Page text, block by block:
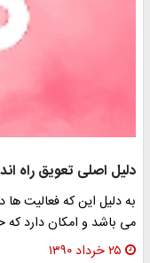
دلیل اصلی تعویق راه
به دلیل این که فعالیت ها
می باشد و امکان دارد که
۲۵ خرداد ۱۳۹۰